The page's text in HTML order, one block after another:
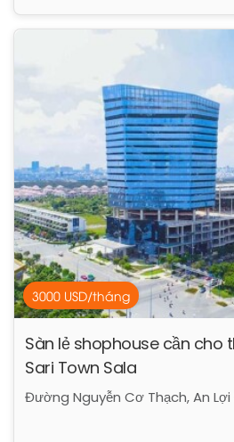
3000 USD/tháng
Sàn lẻ shophouse cần cho
Sari Town Sala